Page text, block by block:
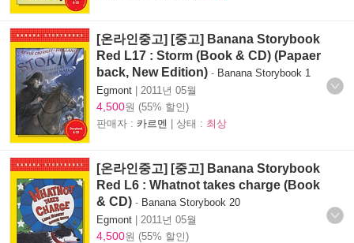
[온라인중고] [중고] Banana Storybook
Red L17 : Storm (Book & CD) (Papaer
back, New Edition) - Banana Storybook 1
Egmont | 2011년 05월
4,500원 (55% 할인)
판매자 : 카르멘 | 상태 : 최상
[온라인중고] [중고] Banana Storybook
Red L6 : Whatnot takes charge (Book
& CD) - Banana Storybook 20
Egmont | 2011년 05월
4,500원 (55% 할인)